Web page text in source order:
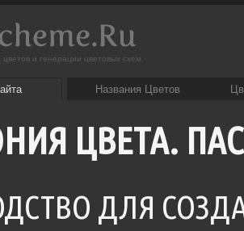
и генерации цветовых схем ·
Названия Цветов
ЦВЕТА.